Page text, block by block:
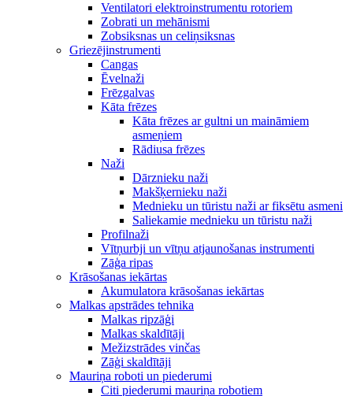
Ventilatori elektroinstrumentu rotoriem
Zobrati un mehānismi
Zobsiksnas un celiņsiksnas
Griezējinstrumenti
Cangas
Ēvelnaži
Frēzgalvas
Kāta frēzes
Kāta frēzes ar gultni un maināmiem
asmeņiem
Rādiusa frēzes
Naži
Dārznieku naži
Makšķernieku naži
Mednieku un tūristu naži ar fiksētu asmeni
Saliekamie mednieku un tūristu naži
Profilnaži
Vītņurbji un vītņu atjaunošanas instrumenti
Zāģa ripas
Krāsošanas iekārtas
Akumulatora krāsošanas iekārtas
Malkas apstrādes tehnika
Malkas ripzāģi
Malkas skaldītāji
Mežizstrādes vinčas
Zāģi skaldītāji
Mauriņa roboti un piederumi
Citi piederumi mauriņa robotiem